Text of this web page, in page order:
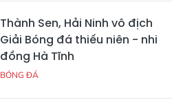
Thành Sen, Hải Ninh vô địch
Giải Bóng đá thiếu niên - nhi
đồng Hà Tĩnh
BÓNG ĐÁ